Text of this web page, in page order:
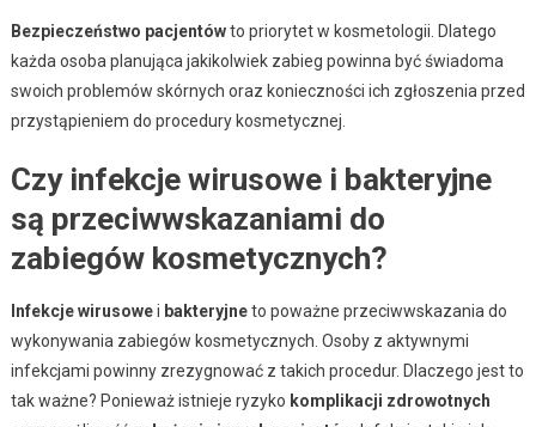
Bezpieczeństwo pacjentówto priorytet w kosmetologii. Dlatego
każda osoba planująca jakikolwiek zabieg powinna być świadoma
swoich problemów skórnych oraz konieczności ich zgłoszenia przed
przystąpieniem do procedury kosmetycznej.
Czy infekcje wirusowe i bakteryjne
są przeciwwskazaniami do
zabiegów kosmetycznych?
Infekcje wirusowei bakteryjneto poważne przeciwwskazania do
wykonywania zabiegów kosmetycznych. Osoby z aktywnymi
infekcjami powinny zrezygnować z takich procedur. Dlaczego jest to
tak ważne? Ponieważ istnieje ryzyko komplikacji zdrowotnych